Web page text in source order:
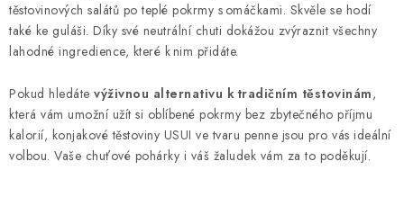
těstovinových salátů po teplé pokrmy s omáčkami. Skvěle se hodí
také ke guláši. Díky své neutrální chuti dokážou zvýraznit všechny
lahodné ingredience, které k nim přidáte.
Pokud hledáte výživnou alternativu k tradičním těstovinám,
která vám umožní užít si oblíbené pokrmy bez zbytečného příjmu
kalorií, konjakové těstoviny USUI ve tvaru penne jsou pro vás ideální
volbou. Vaše chuťové pohárky i váš žaludek vám za to poděkují.